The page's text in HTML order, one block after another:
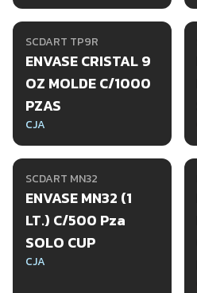
SCDART TP9R
ENVASE CRISTAL 9
OZ MOLDE C/1000
PZAS
CJA
SCDART MN32
ENVASE MN32 (1
LT.) C/500 Pza
SOLO CUP
CJA